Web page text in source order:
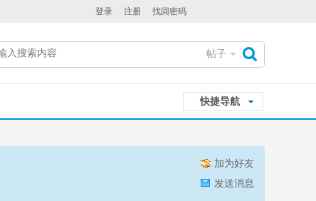
登录 注册 找回密码
帖子
快捷导航
加为好友
发送消息